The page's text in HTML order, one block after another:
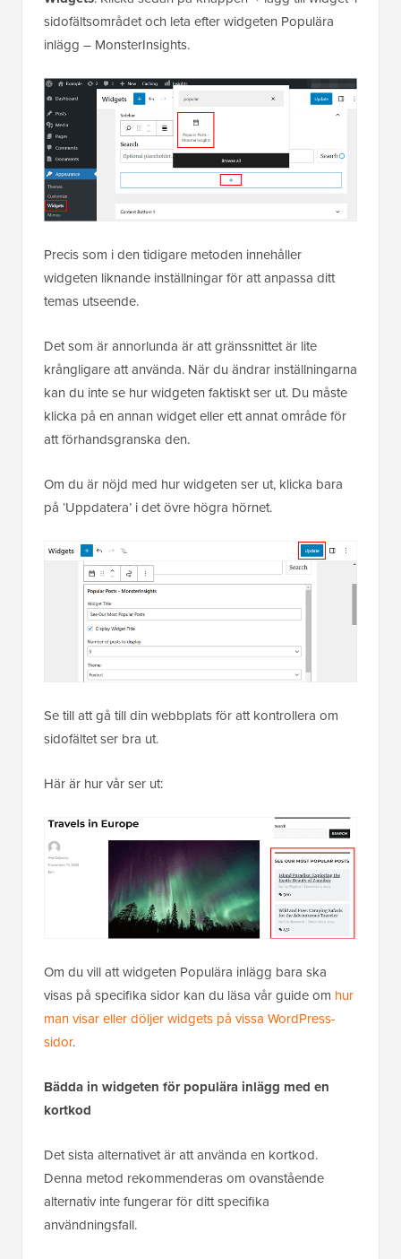
sidofältsområdet och leta efter widgeten Populära
inlägg – MonsterInsights.
Precis som i den tidigare metoden innehåller
widgeten liknande inställningar för att anpassa ditt
temas utseende.
Det som är annorlunda är att gränssnittet är lite
krångligare att använda. När du ändrar inställningarna
kan du inte se hur widgeten faktiskt ser ut. Du måste
klicka på en annan widget eller ett annat område för
att förhandsgranska den.
Om du är nöjd med hur widgeten ser ut, klicka bara
på ‘Uppdatera’ i det övre högra hörnet.
Se till att gå till din webbplats för att kontrollera om
sidofältet ser bra ut.
Här är hur vår ser ut:
Om du vill att widgeten Populära inlägg bara ska
visas på specifika sidor kan du läsa vår guide om hur
man visar eller döljer widgets på vissa WordPress-
sidor.
Bädda in widgeten för populära inlägg med en
kortkod
Det sista alternativet är att använda en kortkod.
Denna metod rekommenderas om ovanstående
alternativ inte fungerar för ditt specifika
användningsfall.